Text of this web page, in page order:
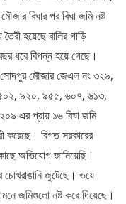
বিঘার পর বিঘা জমি নষ্ট
হয়েছে বালির গাড়ি
ধরে বিপন্ন হয়ে গেছে।
সোদপুর মৌজার জেএল নং ৩২৯,
৯২০, ৯৫৫, ৬০৭, ৬১৩,
এর প্রায় ১৬ বিঘা জমি
করেছে। বিগত সরকারের
অভিযোগ জানিয়েছি।
জুটেছে। ভয়ে
জমিগুলো নষ্ট করে দিয়েছে।